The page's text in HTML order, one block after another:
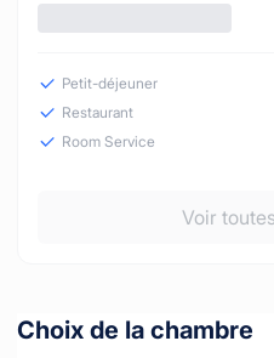
Petit-déjeuner
Restaurant
Room Service
Voir
Choix de la chambre